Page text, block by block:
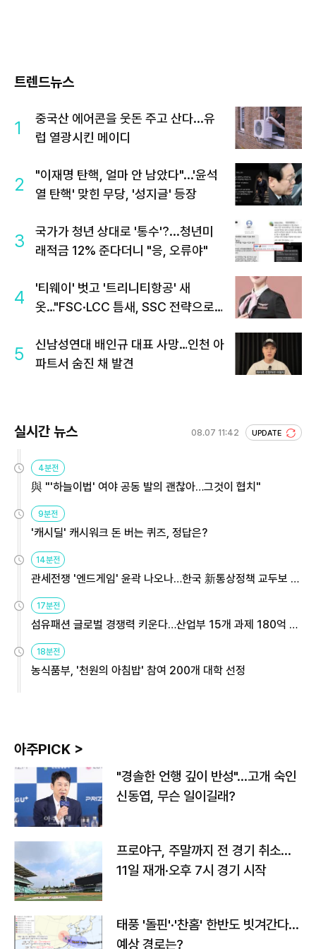
트렌드뉴스
1
중국산 에어콘을 웃돈 주고 산다...유
럽 열광시킨 메이디
2
"이재명 탄핵, 얼마 안 남았다"...'윤석
열 탄핵' 맞힌 무당, '성지글' 등장
3
국가가 청년 상대로 '통수'?...청년미
래적금 12% 준다더니 "응, 오류야"
4
'티웨이' 벗고 '트리니티항공' 새
옷…"FSC·LCC 틈새, SSC 전략으로
5
신남성연대 배인규 대표 사망…인천 아
파트서 숨진 채 발견
실시간 뉴스 08.07 11:42 UPDATE
4분전
與 "'하늘이법' 여야 공동 발의 괜찮아…그것이 협치"
9분전
'캐시딜' 캐시워크 돈 버는 퀴즈, 정답은?
14분전
관세전쟁 '엔드게임' 윤곽 나오나…한국 新통상정책 교두보 활
용해야
17분전
섬유패션 글로벌 경쟁력 키운다…산업부 15개 과제 180억 지
원
18분전
농식품부, '천원의 아침밥' 참여 200개 대학 선정
아주PICK >
"경솔한 언행 깊이 반성"…고개 숙인
신동엽, 무슨 일이길래?
프로야구, 주말까지 전 경기 취소…
11일 재개·오후 7시 경기 시작
태풍 '돌핀'·'찬홈' 한반도 빗겨간다…
예상 경로는?